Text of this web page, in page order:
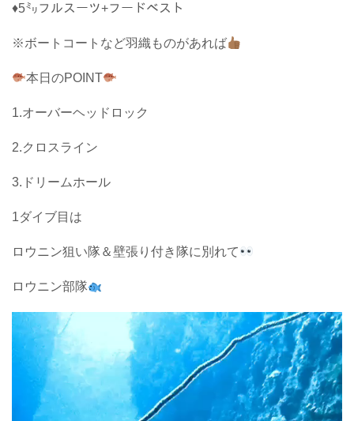
♦5㍉フルスーツ+フードベスト
※ボートコートなど羽織ものがあれば
本日のPOINT
1.オーバーヘッドロック
2.クロスライン
3.ドリームホール
1ダイブ目は
ロウニン狙い隊＆壁張り付き隊に別れて
ロウニン部隊
動